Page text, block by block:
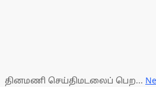
தினமணி செய்திமடலைப் பெற...